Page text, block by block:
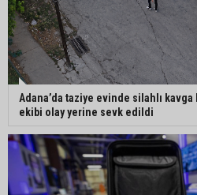
Adana’da taziye evinde silahlı kavga
ekibi olay yerine sevk edildi